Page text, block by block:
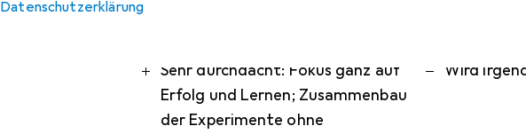
DatenschutzerklärungPro
Sehr durchdacht: Fokus ganz auf
Erfolg und Lernen; Zusammenbau
der Experimente ohne
Contra
Wird